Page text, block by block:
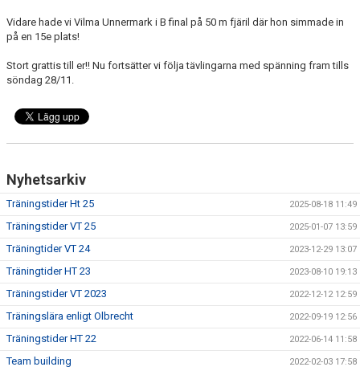
Vidare hade vi Vilma Unnermark i B final på 50 m fjäril där hon simmade in
på en 15e plats!
Stort grattis till er!! Nu fortsätter vi följa tävlingarna med spänning fram tills
söndag 28/11.
Nyhetsarkiv
Träningstider Ht 25 2025-08-18 11:49
Träningstider VT 25 2025-01-07 13:59
Träningtider VT 24 2023-12-29 13:07
Träningtider HT 23 2023-08-10 19:13
Träningstider VT 2023 2022-12-12 12:59
Träningslära enligt Olbrecht 2022-09-19 12:56
Träningstider HT 22 2022-06-14 11:58
Team building 2022-02-03 17:58